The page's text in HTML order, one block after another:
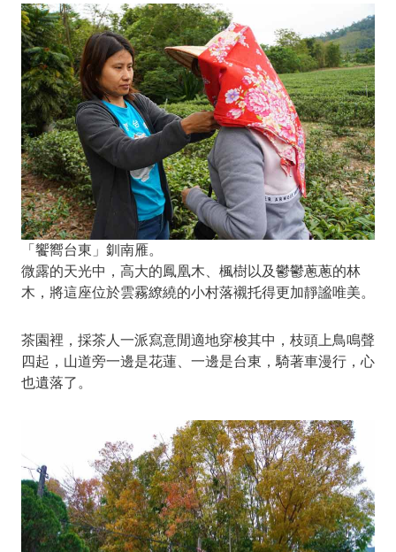
「饗嚮台東」釧南雁。
微露的天光中，高大的鳳凰木、楓樹以及鬱鬱蔥蔥的林
木，將這座位於雲霧繚繞的小村落襯托得更加靜謐唯美。
茶園裡，採茶人一派寫意閒適地穿梭其中，枝頭上鳥鳴聲
四起，山道旁一邊是花蓮、一邊是台東，騎著車漫行，心
也遺落了。